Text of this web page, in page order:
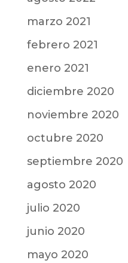
marzo 2021
febrero 2021
enero 2021
diciembre 2020
noviembre 2020
octubre 2020
septiembre 2020
agosto 2020
julio 2020
junio 2020
mayo 2020